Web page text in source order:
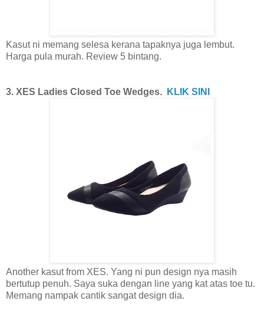
Kasut ni memang selesa kerana tapaknya juga lembut.
Harga pula murah. Review 5 bintang.
3. XES Ladies Closed Toe Wedges. KLIK SINI
Another kasut from XES. Yang ni pun design nya masih
bertutup penuh. Saya suka dengan line yang kat atas toe tu.
Memang nampak cantik sangat design dia.